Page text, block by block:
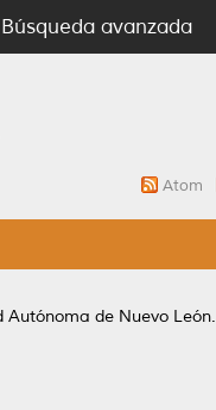
Búsqueda avanzada
Atom
de Nuevo León.